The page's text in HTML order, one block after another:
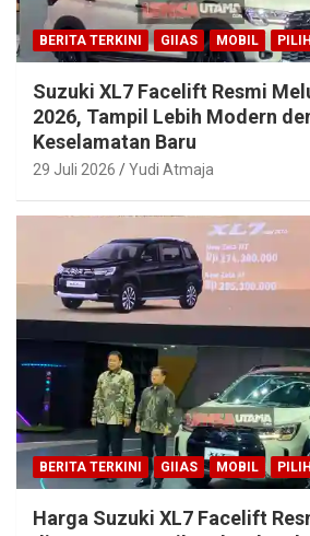
BERITA TERKINI GIIAS MOBIL
Suzuki XL7 Facelift Resmi
2026, Tampil Lebih Modern
Keselamatan Baru
29 Juli 2026 Yudi Atmaja
BERITA TERKINI GIIAS MOBIL
Harga Suzuki XL7 Facelift